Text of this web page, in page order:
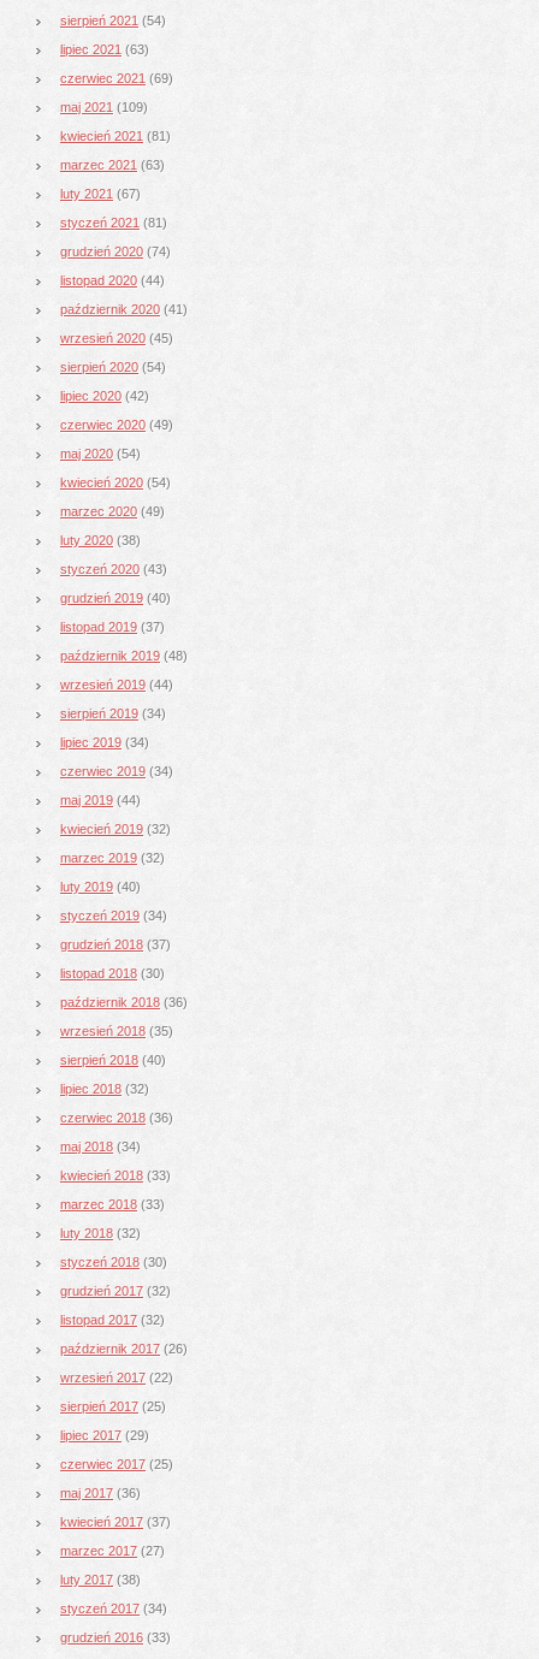
sierpień 2021 (54)
lipiec 2021 (63)
czerwiec 2021 (69)
maj 2021 (109)
kwiecień 2021 (81)
marzec 2021 (63)
luty 2021 (67)
styczeń 2021 (81)
grudzień 2020 (74)
listopad 2020 (44)
październik 2020 (41)
wrzesień 2020 (45)
sierpień 2020 (54)
lipiec 2020 (42)
czerwiec 2020 (49)
maj 2020 (54)
kwiecień 2020 (54)
marzec 2020 (49)
luty 2020 (38)
styczeń 2020 (43)
grudzień 2019 (40)
listopad 2019 (37)
październik 2019 (48)
wrzesień 2019 (44)
sierpień 2019 (34)
lipiec 2019 (34)
czerwiec 2019 (34)
maj 2019 (44)
kwiecień 2019 (32)
marzec 2019 (32)
luty 2019 (40)
styczeń 2019 (34)
grudzień 2018 (37)
listopad 2018 (30)
październik 2018 (36)
wrzesień 2018 (35)
sierpień 2018 (40)
lipiec 2018 (32)
czerwiec 2018 (36)
maj 2018 (34)
kwiecień 2018 (33)
marzec 2018 (33)
luty 2018 (32)
styczeń 2018 (30)
grudzień 2017 (32)
listopad 2017 (32)
październik 2017 (26)
wrzesień 2017 (22)
sierpień 2017 (25)
lipiec 2017 (29)
czerwiec 2017 (25)
maj 2017 (36)
kwiecień 2017 (37)
marzec 2017 (27)
luty 2017 (38)
styczeń 2017 (34)
grudzień 2016 (33)